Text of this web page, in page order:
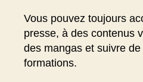
Vous pouvez toujours
presse, à des contenus
des mangas et suivre
formations.